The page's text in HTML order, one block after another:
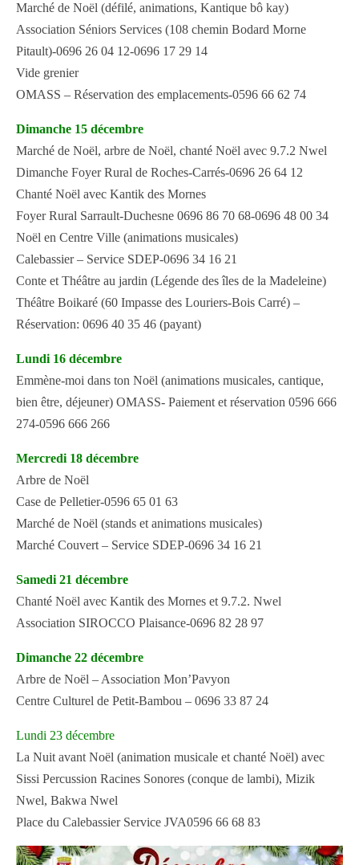
Marché de Noël (défilé, animations, Kantique bô kay)
Association Séniors Services (108 chemin Bodard Morne
Pitault)-0696 26 04 12-0696 17 29 14
Vide grenier
OMASS – Réservation des emplacements-0596 66 62 74
Dimanche 15 décembre
Marché de Noël, arbre de Noël, chanté Noël avec 9.7.2 Nwel
Dimanche Foyer Rural de Roches-Carrés-0696 26 64 12
Chanté Noël avec Kantik des Mornes
Foyer Rural Sarrault-Duchesne 0696 86 70 68-0696 48 00 34
Noël en Centre Ville (animations musicales)
Calebassier – Service SDEP-0696 34 16 21
Conte et Théâtre au jardin (Légende des îles de la Madeleine)
Théâtre Boikaré (60 Impasse des Louriers-Bois Carré) –
Réservation: 0696 40 35 46 (payant)
Lundi 16 décembre
Emmène-moi dans ton Noël (animations musicales, cantique,
bien être, déjeuner) OMASS- Paiement et réservation 0596 666
274-0596 666 266
Mercredi 18 décembre
Arbre de Noël
Case de Pelletier-0596 65 01 63
Marché de Noël (stands et animations musicales)
Marché Couvert – Service SDEP-0696 34 16 21
Samedi 21 décembre
Chanté Noël avec Kantik des Mornes et 9.7.2. Nwel
Association SIROCCO Plaisance-0696 82 28 97
Dimanche 22 décembre
Arbre de Noël – Association Mon’Pavyon
Centre Culturel de Petit-Bambou – 0696 33 87 24
Lundi 23 décembre
La Nuit avant Noël (animation musicale et chanté Noël) avec
Sissi Percussion Racines Sonores (conque de lambi), Mizik
Nwel, Bakwa Nwel
Place du Calebassier Service JVA0596 66 68 83